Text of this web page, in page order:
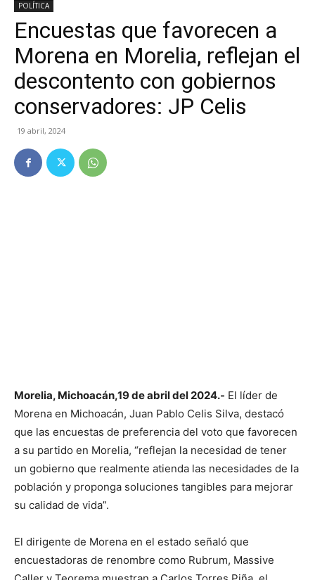
POLÍTICA
Encuestas que favorecen a
Morena en Morelia, reflejan el
descontento con gobiernos
conservadores: JP Celis
19 abril, 2024
Morelia, Michoacán,19 de abril del 2024.- El líder de
Morena en Michoacán, Juan Pablo Celis Silva, destacó
que las encuestas de preferencia del voto que favorecen
a su partido en Morelia, “reflejan la necesidad de tener
un gobierno que realmente atienda las necesidades de la
población y proponga soluciones tangibles para mejorar
su calidad de vida”.
El dirigente de Morena en el estado señaló que
encuestadoras de renombre como Rubrum, Massive